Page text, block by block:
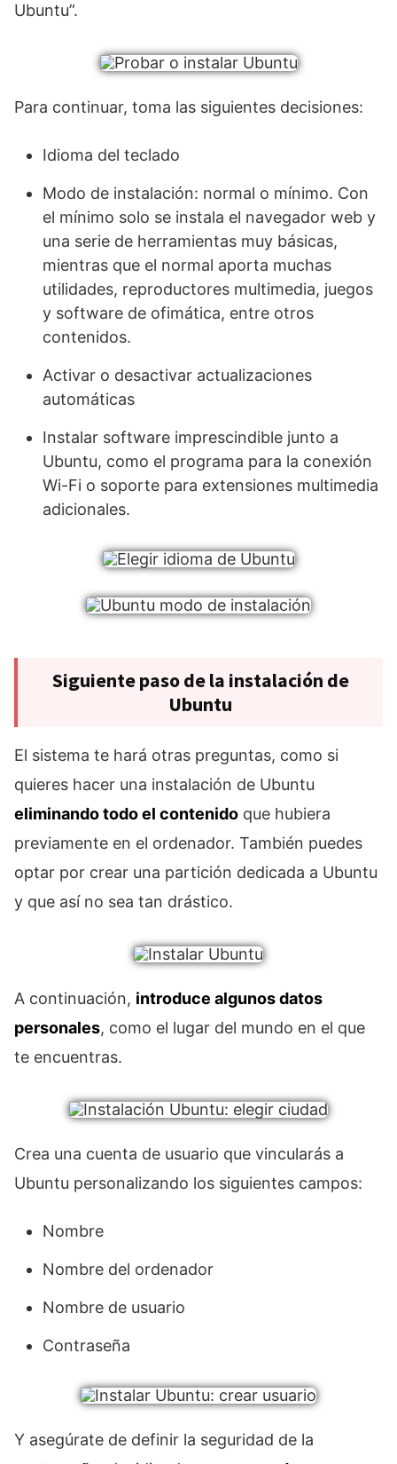
Ubuntu”.
Para continuar, toma las siguientes decisiones:
Idioma del teclado
Modo de instalación: normal o mínimo. Con
el mínimo solo se instala el navegador web y
una serie de herramientas muy básicas,
mientras que el normal aporta muchas
utilidades, reproductores multimedia, juegos
y software de ofimática, entre otros
contenidos.
Activar o desactivar actualizaciones
automáticas
Instalar software imprescindible junto a
Ubuntu, como el programa para la conexión
Wi-Fi o soporte para extensiones multimedia
adicionales.
Siguiente paso de la instalación de
Ubuntu
El sistema te hará otras preguntas, como si
quieres hacer una instalación de Ubuntu
eliminando todo el contenido que hubiera
previamente en el ordenador. También puedes
optar por crear una partición dedicada a Ubuntu
y que así no sea tan drástico.
A continuación, introduce algunos datos
personales, como el lugar del mundo en el que
te encuentras.
Crea una cuenta de usuario que vincularás a
Ubuntu personalizando los siguientes campos:
Nombre
Nombre del ordenador
Nombre de usuario
Contraseña
Y asegúrate de definir la seguridad de la